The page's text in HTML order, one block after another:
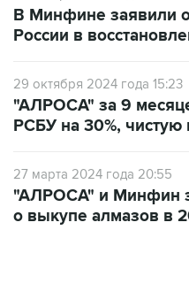
В Минфине заявили о
России в
29 октября 2024 года 15:23
"АЛРОСА" за 9
РСБУ на 30%,
27 марта 2024 года 20:55
"АЛРОСА" и Минфин
о выкупе алмазов в